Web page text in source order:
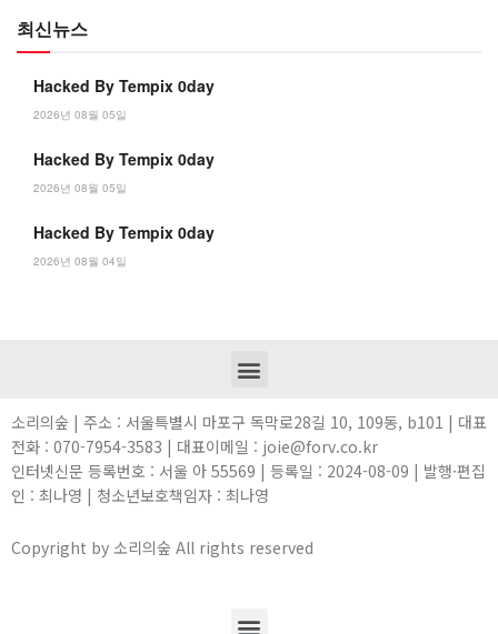
최신뉴스
Hacked By Tempix 0day
2026년 08월 05일
Hacked By Tempix 0day
2026년 08월 05일
Hacked By Tempix 0day
2026년 08월 04일
소리의숲 | 주소 : 서울특별시 마포구 독막로28길 10, 109동, b101 | 대표
전화 : 070-7954-3583 | 대표이메일 : joie@forv.co.kr
인터넷신문 등록번호 : 서울 아 55569 | 등록일 : 2024-08-09 | 발행·편집
인 : 최나영 | 청소년보호책임자 : 최나영
Copyright by 소리의숲 All rights reserved